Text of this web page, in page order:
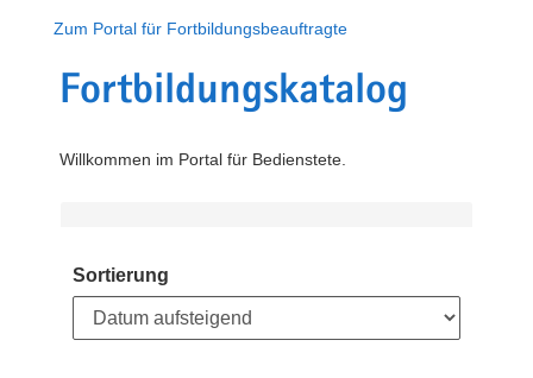
Zum Portal für Fortbildungsbeauftragte
Fortbildungskatalog
Willkommen im Portal für Bedienstete.
Sortierung